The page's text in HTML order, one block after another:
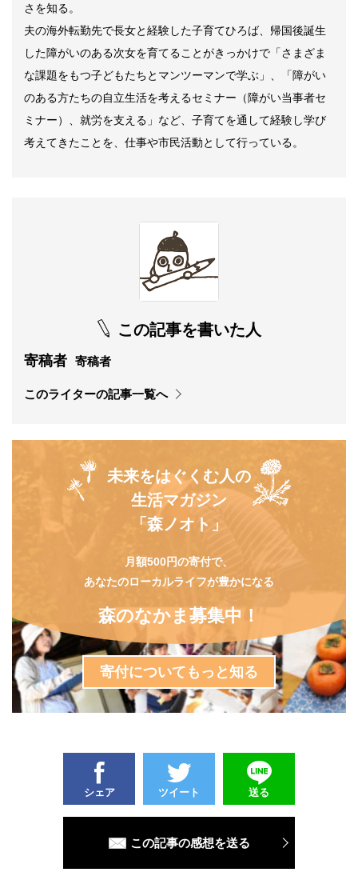
さを知る。
夫の海外転勤先で長女と経験した子育てひろば、帰国後誕生
した障がいのある次女を育てることがきっかけで「さまざま
な課題をもつ子どもたちとマンツーマンで学ぶ」、「障がい
のある方たちの自立生活を考えるセミナー（障がい当事者セ
ミナー）、就労を支える」など、子育てを通して経験し学び
考えてきたことを、仕事や市民活動として行っている。
この記事を書いた人
寄稿者 寄稿者
このライターの記事一覧へ
未来をはぐくむ人の
生活マガジン
「森ノオト」
月額500円の寄付で、
あなたのローカルライフが豊かになる
森のなかま募集中！
寄付についてもっと知る
シェア ツイート 送る
この記事の感想を送る